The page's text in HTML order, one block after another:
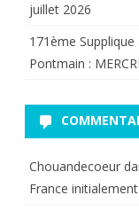
juillet 2026
171ème
Pontmain :
Chouandecoeur
France